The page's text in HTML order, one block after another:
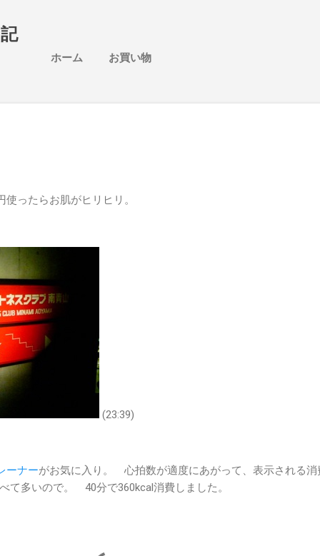
ホーム お買い物
ったらお肌がヒリヒリ。
(23:39)
ーナーがお気に入り。 心拍数が適度にあがって、表示される消
て多いので。 40分で360kcal消費しました。